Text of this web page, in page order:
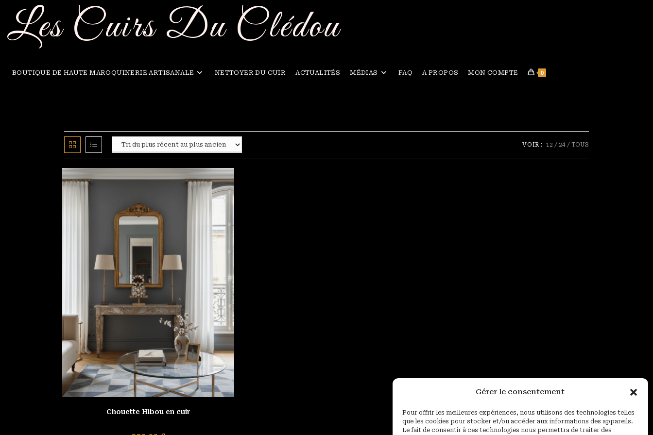
Gérer le consentement
Pour offrir les meilleures expériences, nous utilisons des technologies telles
que les cookies pour stocker et/ou accéder aux informations des appareils.
Le fait de consentir à ces technologies nous permettra de traiter des
content
Les Cuirs Du Clédou
BOUTIQUE DE HAUTE MAROQUINERIE ARTISANALE NETTOYER DU CUIR ACTUALITÉS MÉDIAS FAQ A PROPOS MON COMPTE 0
VOIR : 12 24 TOUS
Chouette Hibou en cuir